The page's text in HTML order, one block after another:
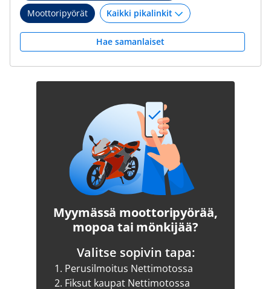
Moottoripyörät
Hae samanlaiset
Myymässä moottoripyörää,
mopoa tai mönkijää?
Valitse sopivin tapa:
1. Perusilmoitus Nettimotossa
2. Fiksut kaupat Nettimotossa